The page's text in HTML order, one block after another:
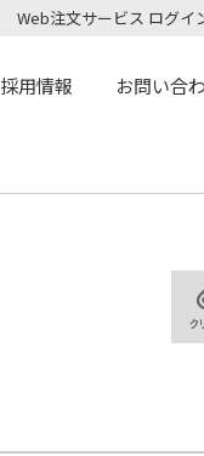
Web注文サービス ログイ
採用情報 お問い合